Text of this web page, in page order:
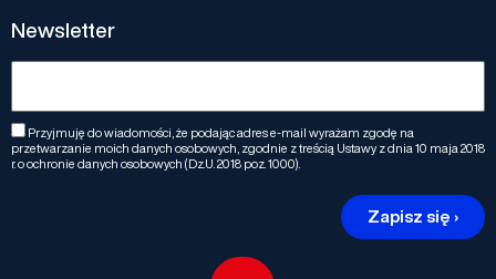
Newsletter
Przyjmuję do wiadomości, że podając adres e-mail wyrażam zgodę na
przetwarzanie moich danych osobowych, zgodnie z treścią Ustawy z dnia 10 maja 2018
r. o ochronie danych osobowych (Dz.U. 2018 poz. 1000).
Zapisz się ›